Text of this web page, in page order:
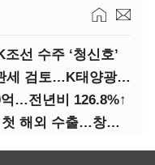
선 수주 ‘청신호’
미, 폴리실리콘 최저가격제·관세 검토…K태양광 입지 확대 기대
…전년비 126.8%↑
두산퓨얼셀, SOFC 핵심부품 첫 해외 수출…창사 이래 최대 규모